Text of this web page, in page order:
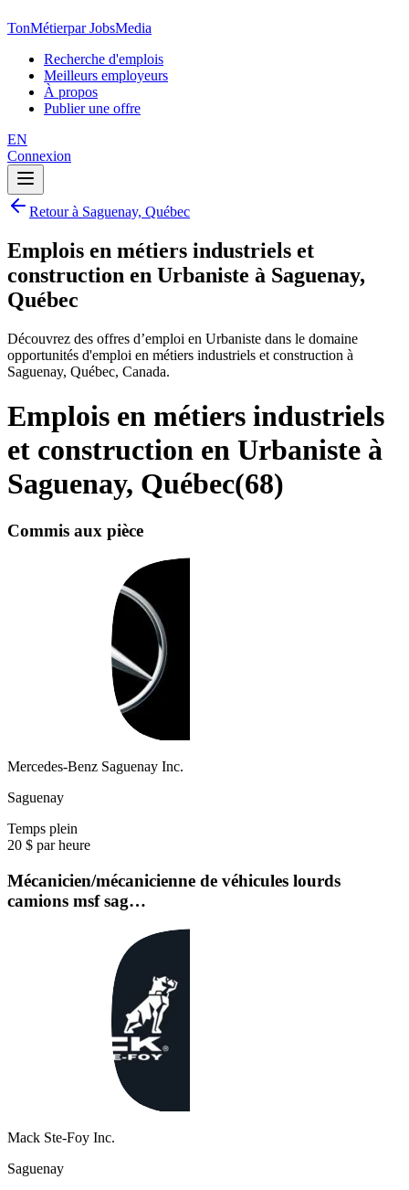
TonMétierpar JobsMedia
Recherche d'emplois
Meilleurs employeurs
À propos
Publier une offre
EN
Connexion
Retour à Saguenay, Québec
Emplois en métiers industriels et
construction en Urbaniste à Saguenay,
Québec
Découvrez des offres d’emploi en Urbaniste dans le domaine
opportunités d'emploi en métiers industriels et construction à
Saguenay, Québec, Canada.
Emplois en métiers industriels
et construction en Urbaniste à
Saguenay, Québec(68)
Commis aux pièce
Mercedes-Benz Saguenay Inc.
Saguenay
Temps plein
20 $ par heure
Mécanicien/mécanicienne de véhicules lourds
camions msf sag…
Mack Ste-Foy Inc.
Saguenay